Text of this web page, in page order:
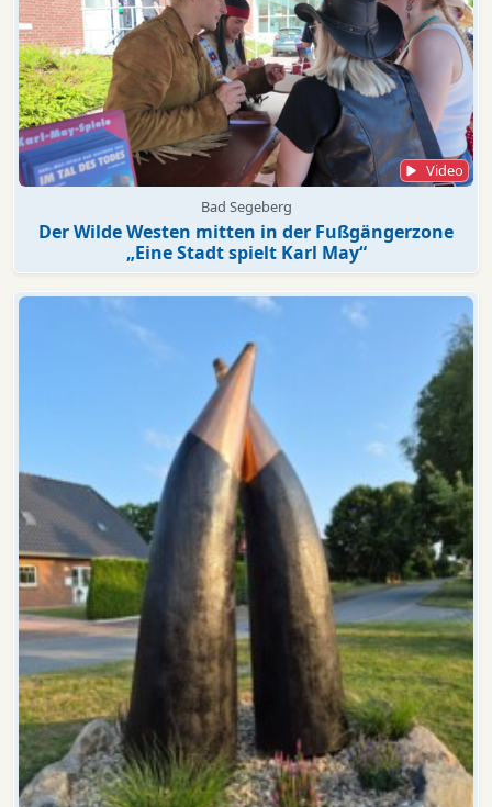
Video
Bad Segeberg
Der Wilde Westen mitten in der Fußgängerzone
„Eine Stadt spielt Karl May“